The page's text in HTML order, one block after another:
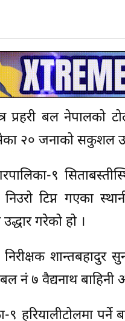
प्रहरी बल नेपालको
२० जनाको सकुशल
९
टिप्न गएका
गरेको हो ।
निरीक्षक शान्तबहादुर
नं ७ वैद्यनाथ
९ हरियालीटोलमा